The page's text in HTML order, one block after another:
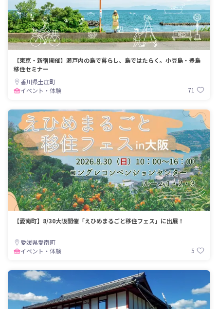
【東京・新宿開催】瀬戸内の島で暮らし、島ではたらく。小豆島・豊島
移住セミナー
香川県土庄町
イベント・体験
71
【愛南町】8/30大阪開催「えひめまるごと移住フェス」に出展！
愛媛県愛南町
イベント・体験
5